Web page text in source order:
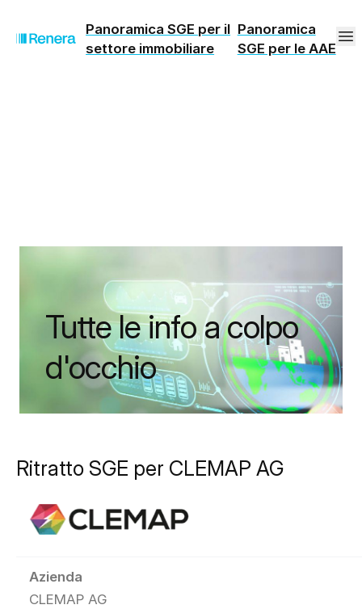
Panoramica SGE per il
settore immobiliare
Panoramica
SGE per le AAE
Tutte le info a colpo
d'occhio
Ritratto SGE per CLEMAP AG
Azienda
CLEMAP AG